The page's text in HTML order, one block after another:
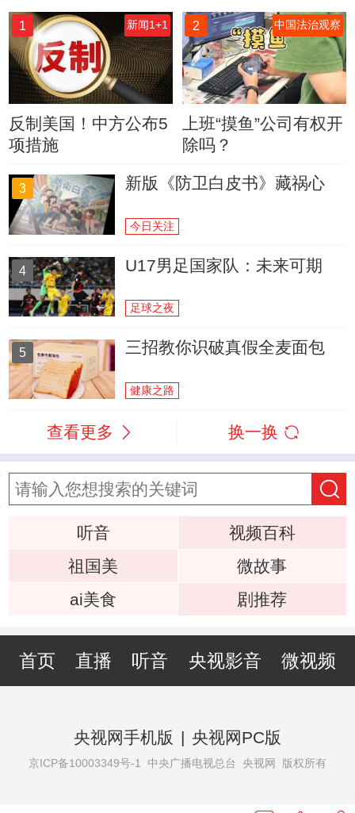
1 新闻1+1
反制美国！中方公布5
项措施
2 中国法治观察
上班“摸鱼”公司有权开
除吗？
3 新版《防卫白皮书》藏祸心
今日关注
4 U17男足国家队：未来可期
足球之夜
5 三招教你识破真假全麦面包
健康之路
查看更多 换一换
听音
视频百科
祖国美
微故事
ai美食
剧推荐
首页 直播 听音 央视影音 微视频
央视网手机版 | 央视网PC版
京ICP备10003349号-1 中央广播电视总台 央视网 版权所有